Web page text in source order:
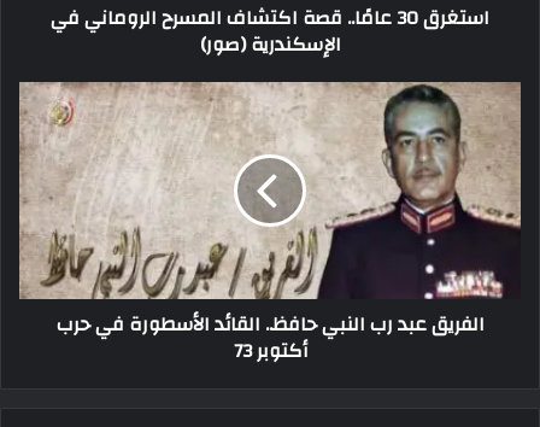
استغرق 30 عامًا.. قصة اكتشاف المسرح الروماني في
الإسكندرية (صور)
الفريق عبد رب النبي حافظ.. القائد الأسطورة في حرب
أكتوبر 73